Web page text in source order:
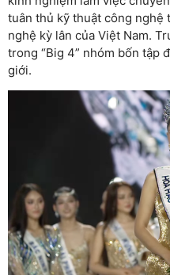
tuân thủ kỹ thuật công nghệ
nghệ kỳ lân của Việt Nam.
trong “Big 4” nhóm bốn tập
giới.